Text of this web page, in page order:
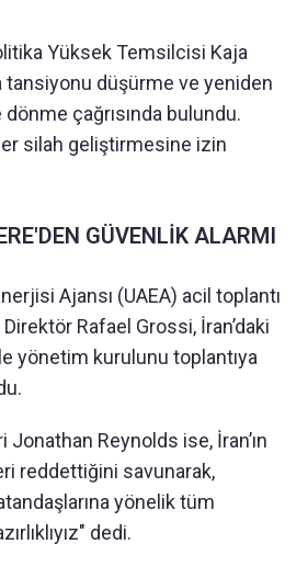
Yüksek Temsilcisi Kaja
tansiyonu düşürme ve yeniden
çağrısında bulundu.
silah geliştirmesine izin
GÜVENLİK ALARMI
Ajansı (UAEA) acil toplantı
Direktör Rafael Grossi, İran’daki
yönetim kurulunu toplantıya
Reynolds ise, İran’ın
reddettiğini savunarak,
yönelik tüm
dedi.